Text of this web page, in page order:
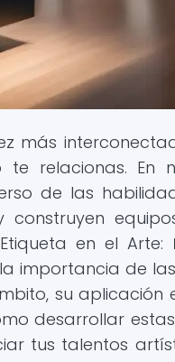
más
relacionas. En
de las
en el Arte:
importancia de
su aplicación
desarrollar
tus talentos